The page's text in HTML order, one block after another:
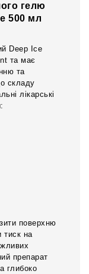
гелю
500 мл
Deep Ice
та має
та
складу
лікарські
поверхню
тиск на
препарат
глибоко